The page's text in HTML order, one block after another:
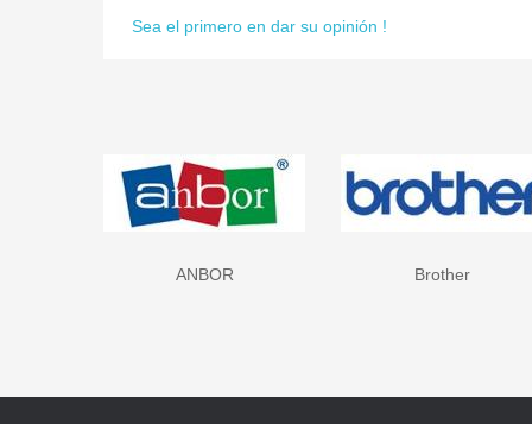
Sea el primero en dar su opinión !
Brother Canon